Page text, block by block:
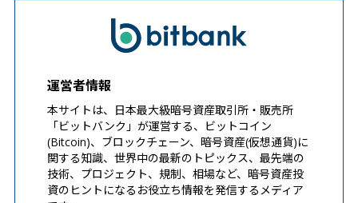
運営者情報
本サイトは、日本最大級暗号資産取引所・販売所
「ビットバンク」が運営する、ビットコイン
(Bitcoin)、ブロックチェーン、暗号資産(仮想通貨)に
関する知識、世界中の最新のトピックス、最先端の
技術、プロジェクト、規制、相場など、暗号資産投
資のヒントになるお役立ち情報を発信するメディア